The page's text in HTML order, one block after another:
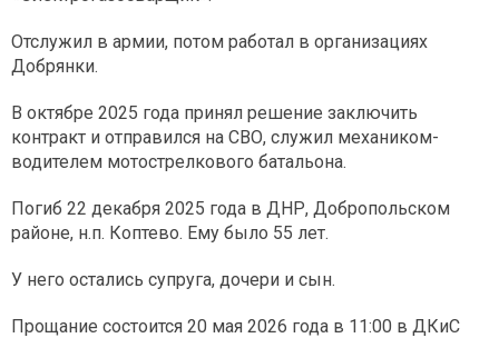
Отслужил в армии, потом работал в организациях
Добрянки.
В октябре 2025 года принял решение заключить
контракт и отправился на СВО, служил механиком-
водителем мотострелкового батальона.
Погиб 22 декабря 2025 года в ДНР, Добропольском
районе, н.п. Коптево. Ему было 55 лет.
У него остались супруга, дочери и сын.
Прощание состоится 20 мая 2026 года в 11:00 в ДКиС